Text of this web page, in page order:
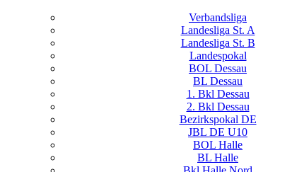
Verbandsliga
Landesliga St. A
Landesliga St. B
Landespokal
BOL Dessau
BL Dessau
1. Bkl Dessau
2. Bkl Dessau
Bezirkspokal DE
JBL DE U10
BOL Halle
BL Halle